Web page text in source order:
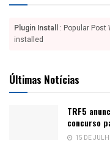
Plugin Install : Popular
installed
Últimas Notícias
TRF5
concurso
15 DE